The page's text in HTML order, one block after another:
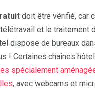
doit être vérifié, car
et le traitement
dispose de bureaux
! Certaines chaînes
spécialement
, avec webcams et